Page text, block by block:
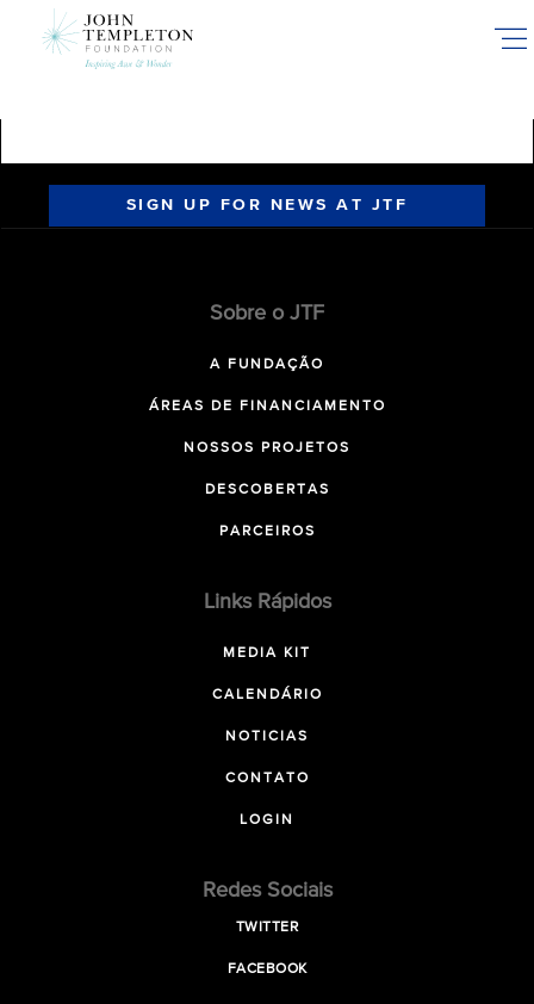
SIGN UP FOR NEWS AT JTF
Sobre o JTF
A FUNDAÇÃO
ÁREAS DE FINANCIAMENTO
NOSSOS PROJETOS
DESCOBERTAS
PARCEIROS
Links Rápidos
MEDIA KIT
CALENDÁRIO
NOTICIAS
CONTATO
LOGIN
Redes Sociais
TWITTER
FACEBOOK